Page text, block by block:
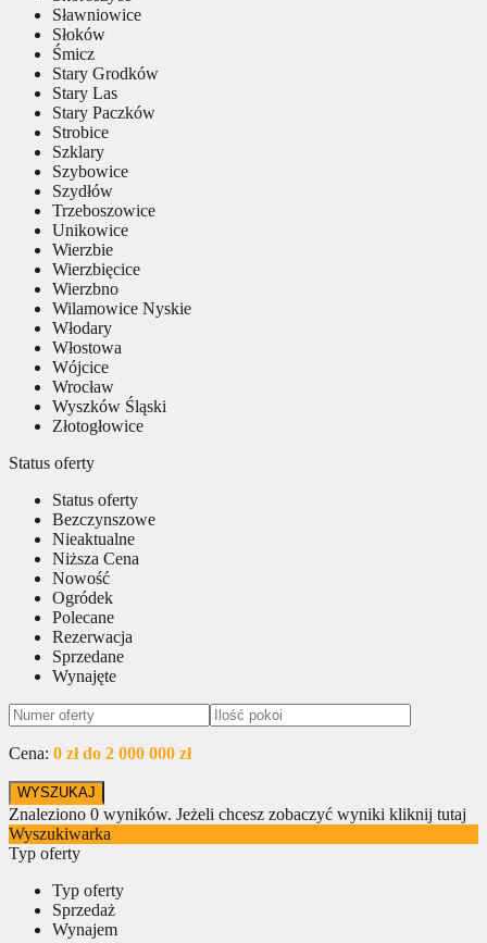
Sławniowice
Słoków
Śmicz
Stary Grodków
Stary Las
Stary Paczków
Strobice
Szklary
Szybowice
Szydłów
Trzeboszowice
Unikowice
Wierzbie
Wierzbięcice
Wierzbno
Wilamowice Nyskie
Włodary
Włostowa
Wójcice
Wrocław
Wyszków Śląski
Złotogłowice
Status oferty
Status oferty
Bezczynszowe
Nieaktualne
Niższa Cena
Nowość
Ogródek
Polecane
Rezerwacja
Sprzedane
Wynajęte
Cena: 0 zł do 2 000 000 zł
Znaleziono 0 wyników. Jeżeli chcesz zobaczyć wyniki kliknij tutaj
Wyszukiwarka
Typ oferty
Typ oferty
Sprzedaż
Wynajem